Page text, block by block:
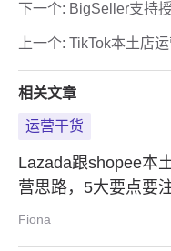
上一个: TikTok本土店
下一个: BigSeller支持
相关文章
运营干货
Lazada跟shopee本
营思路，5大要点要注
Fiona